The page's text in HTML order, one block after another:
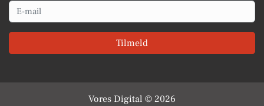
Email
Tilmeld
Vores Digital © 2026